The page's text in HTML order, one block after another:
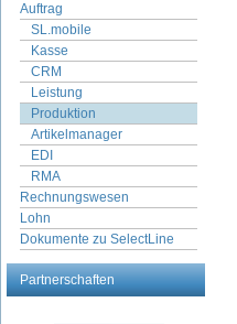
Auftrag
SL.mobile
Kasse
CRM
Leistung
Produktion
Artikelmanager
EDI
RMA
Rechnungswesen
Lohn
Dokumente zu SelectLine
Partnerschaften